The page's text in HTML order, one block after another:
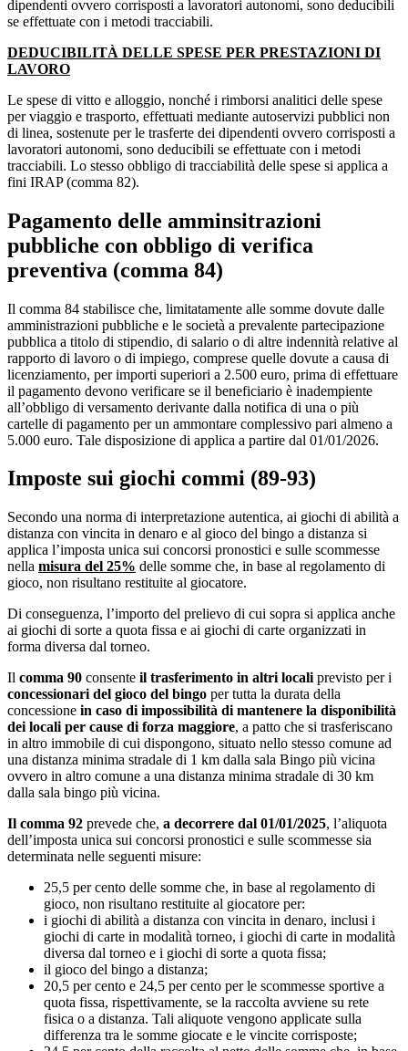
dipendenti ovvero corrisposti a lavoratori autonomi, sono deducibili
se effettuate con i metodi tracciabili.
DEDUCIBILITÀ DELLE SPESE PER PRESTAZIONI DI
LAVORO
Le spese di vitto e alloggio, nonché i rimborsi analitici delle spese
per viaggio e trasporto, effettuati mediante autoservizi pubblici non
di linea, sostenute per le trasferte dei dipendenti ovvero corrisposti a
lavoratori autonomi, sono deducibili se effettuate con i metodi
tracciabili. Lo stesso obbligo di tracciabilità delle spese si applica a
fini IRAP (comma 82).
Pagamento delle amminsitrazioni
pubbliche con obbligo di verifica
preventiva (comma 84)
Il comma 84 stabilisce che, limitatamente alle somme dovute dalle
amministrazioni pubbliche e le società a prevalente partecipazione
pubblica a titolo di stipendio, di salario o di altre indennità relative al
rapporto di lavoro o di impiego, comprese quelle dovute a causa di
licenziamento, per importi superiori a 2.500 euro, prima di effettuare
il pagamento devono verificare se il beneficiario è inadempiente
all’obbligo di versamento derivante dalla notifica di una o più
cartelle di pagamento per un ammontare complessivo pari almeno a
5.000 euro. Tale disposizione di applica a partire dal 01/01/2026.
Imposte sui giochi commi (89-93)
Secondo una norma di interpretazione autentica, ai giochi di abilità a
distanza con vincita in denaro e al gioco del bingo a distanza si
applica l’imposta unica sui concorsi pronostici e sulle scommesse
nella misura del 25% delle somme che, in base al regolamento di
gioco, non risultano restituite al giocatore.
Di conseguenza, l’importo del prelievo di cui sopra si applica anche
ai giochi di sorte a quota fissa e ai giochi di carte organizzati in
forma diversa dal torneo.
Il comma 90 consente il trasferimento in altri locali previsto per i
concessionari del gioco del bingo per tutta la durata della
concessione in caso di impossibilità di mantenere la disponibilità
dei locali per cause di forza maggiore, a patto che si trasferiscano
in altro immobile di cui dispongono, situato nello stesso comune ad
una distanza minima stradale di 1 km dalla sala Bingo più vicina
ovvero in altro comune a una distanza minima stradale di 30 km
dalla sala bingo più vicina.
Il comma 92 prevede che, a decorrere dal 01/01/2025, l’aliquota
dell’imposta unica sui concorsi pronostici e sulle scommesse sia
determinata nelle seguenti misure:
25,5 per cento delle somme che, in base al regolamento di
gioco, non risultano restituite al giocatore per:
i giochi di abilità a distanza con vincita in denaro, inclusi i
giochi di carte in modalità torneo, i giochi di carte in modalità
diversa dal torneo e i giochi di sorte a quota fissa;
il gioco del bingo a distanza;
20,5 per cento e 24,5 per cento per le scommesse sportive a
quota fissa, rispettivamente, se la raccolta avviene su rete
fisica o a distanza. Tali aliquote vengono applicate sulla
differenza tra le somme giocate e le vincite corrisposte;